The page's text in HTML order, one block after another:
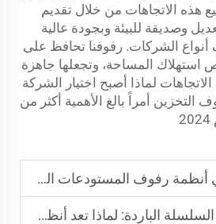
هذه الاتجاهات من خلال تقديم
وصديقة للبيئة وبجودة عالية
أنواع الشركات. رفوفنا تحافظ على
استهلاك المساحة، وتجعلها جاهزة
لماذا أصبح اختيار الشركة
التخزين أمراً بالغ الأهمية أكثر من
رفوف المستودعات الموثوقة
الباردة: لماذا تعد أنظمة باليت رنر مثالية